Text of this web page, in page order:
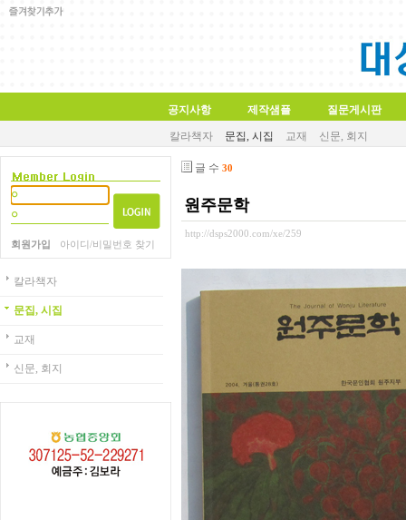
공지사항 제작샘플 질문게시판
칼라책자 문집, 시집 교재 신문, 회지
회원가입 아이디/비밀번호 찾기
칼라책자
문집, 시집
교재
신문, 회지
글 수 30
원주문학
http://dsps2000.com/xe/259